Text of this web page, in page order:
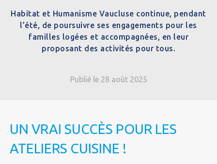
Habitat et Humanisme Vaucluse continue, pendant
l’été, de poursuivre ses engagements pour les
familles logées et accompagnées, en leur
proposant des activités pour tous.
Publié le 28 août 2025
UN VRAI SUCCÈS POUR LES
ATELIERS CUISINE !